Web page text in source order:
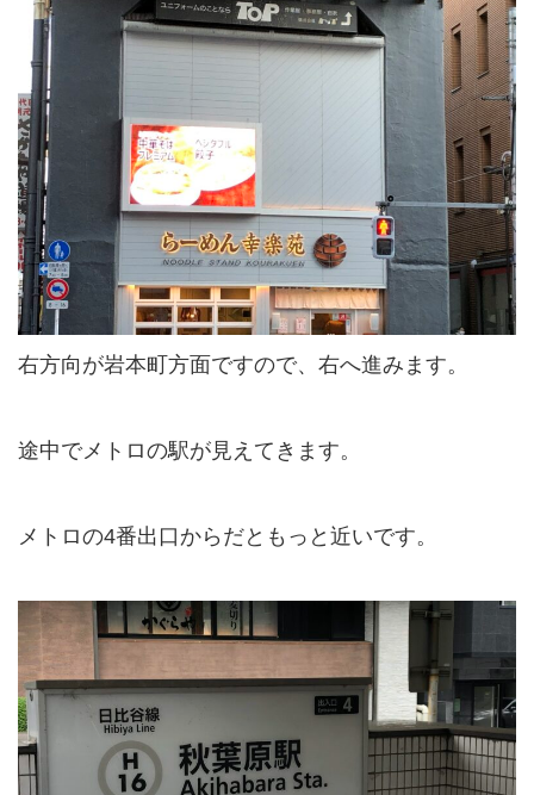
右方向が岩本町方面ですので、右へ進みます。
途中でメトロの駅が見えてきます。
メトロの4番出口からだともっと近いです。